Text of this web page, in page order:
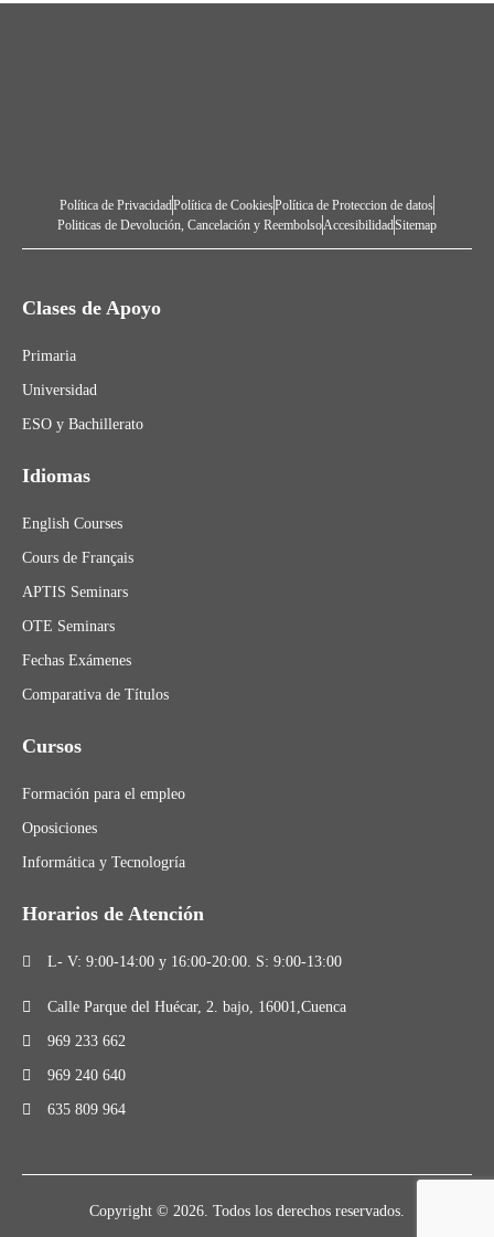
Política de PrivacidadPolítica de CookiesPolítica de Proteccion de datos
Politicas de Devolución, Cancelación y ReembolsoAccesibilidadSitemap
Clases de Apoyo
Primaria
Universidad
ESO y Bachillerato
Idiomas
English Courses
Cours de Français
APTIS Seminars
OTE Seminars
Fechas Exámenes
Comparativa de Títulos
Cursos
Formación para el empleo
Oposiciones
Informática y Tecnologría
Horarios de Atención
L- V: 9:00-14:00 y 16:00-20:00. S: 9:00-13:00
Calle Parque del Huécar, 2. bajo, 16001,Cuenca
969 233 662
969 240 640
635 809 964
Copyright © 2026. Todos los derechos reservados.